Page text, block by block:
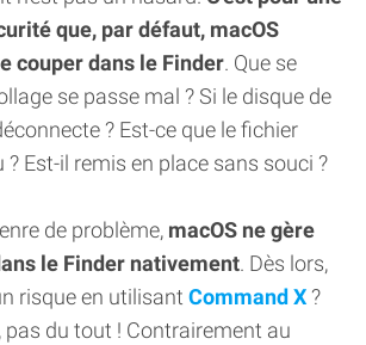
que, par défaut, macOS
couper dans le Finder. Que se
se passe mal ? Si le disque de
? Est-ce que le fichier
? Est-il remis en place sans souci ?
de problème, macOS ne gère
le Finder nativement. Dès lors,
risque en utilisant Command X?
pas du tout ! Contrairement au